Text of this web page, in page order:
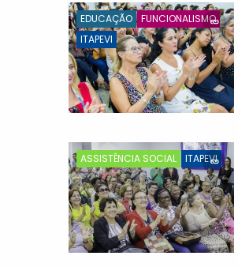
EDUCAÇÃO
FUNCIONALISMO
ITAPEVI
ASSISTÊNCIA SOCIAL ITAPEVI